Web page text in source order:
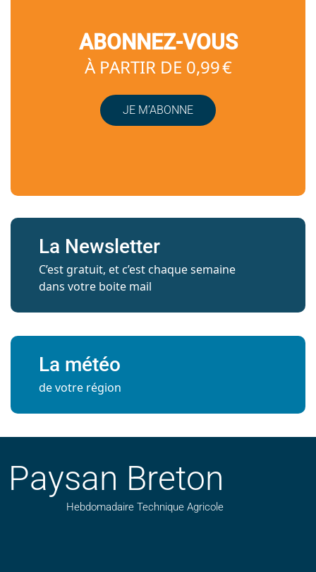
ABONNEZ-VOUS
À PARTIR DE 0,99 €
JE M’ABONNE
La Newsletter
C’est gratuit, et c’est chaque semaine
dans votre boite mail
La météo
de votre région
Paysan Breton
Hebdomadaire Technique Agricole